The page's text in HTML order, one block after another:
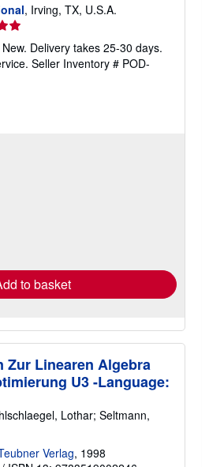
, Irving, TX, U.S.A.
Delivery takes 25-30 days.
Seller Inventory # POD-
to basket
Zur Linearen Algebra
U3 -Language:
Lothar; Seltmann,
Verlag, 1998